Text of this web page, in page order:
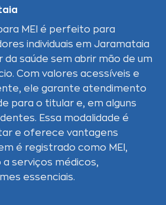
MEI é perfeito para
individuais em Jaramataia
da saúde sem abrir mão de um
Com valores acessíveis e
ele garante atendimento
para o titular e, em alguns
Essa modalidade é
e oferece vantagens
é registrado como MEI,
serviços médicos,
essenciais.